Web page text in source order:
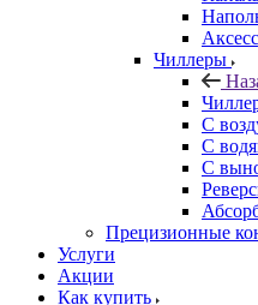
Чиллеры
С
С
С
Прецизионные
Услуги
Акции
Как купить